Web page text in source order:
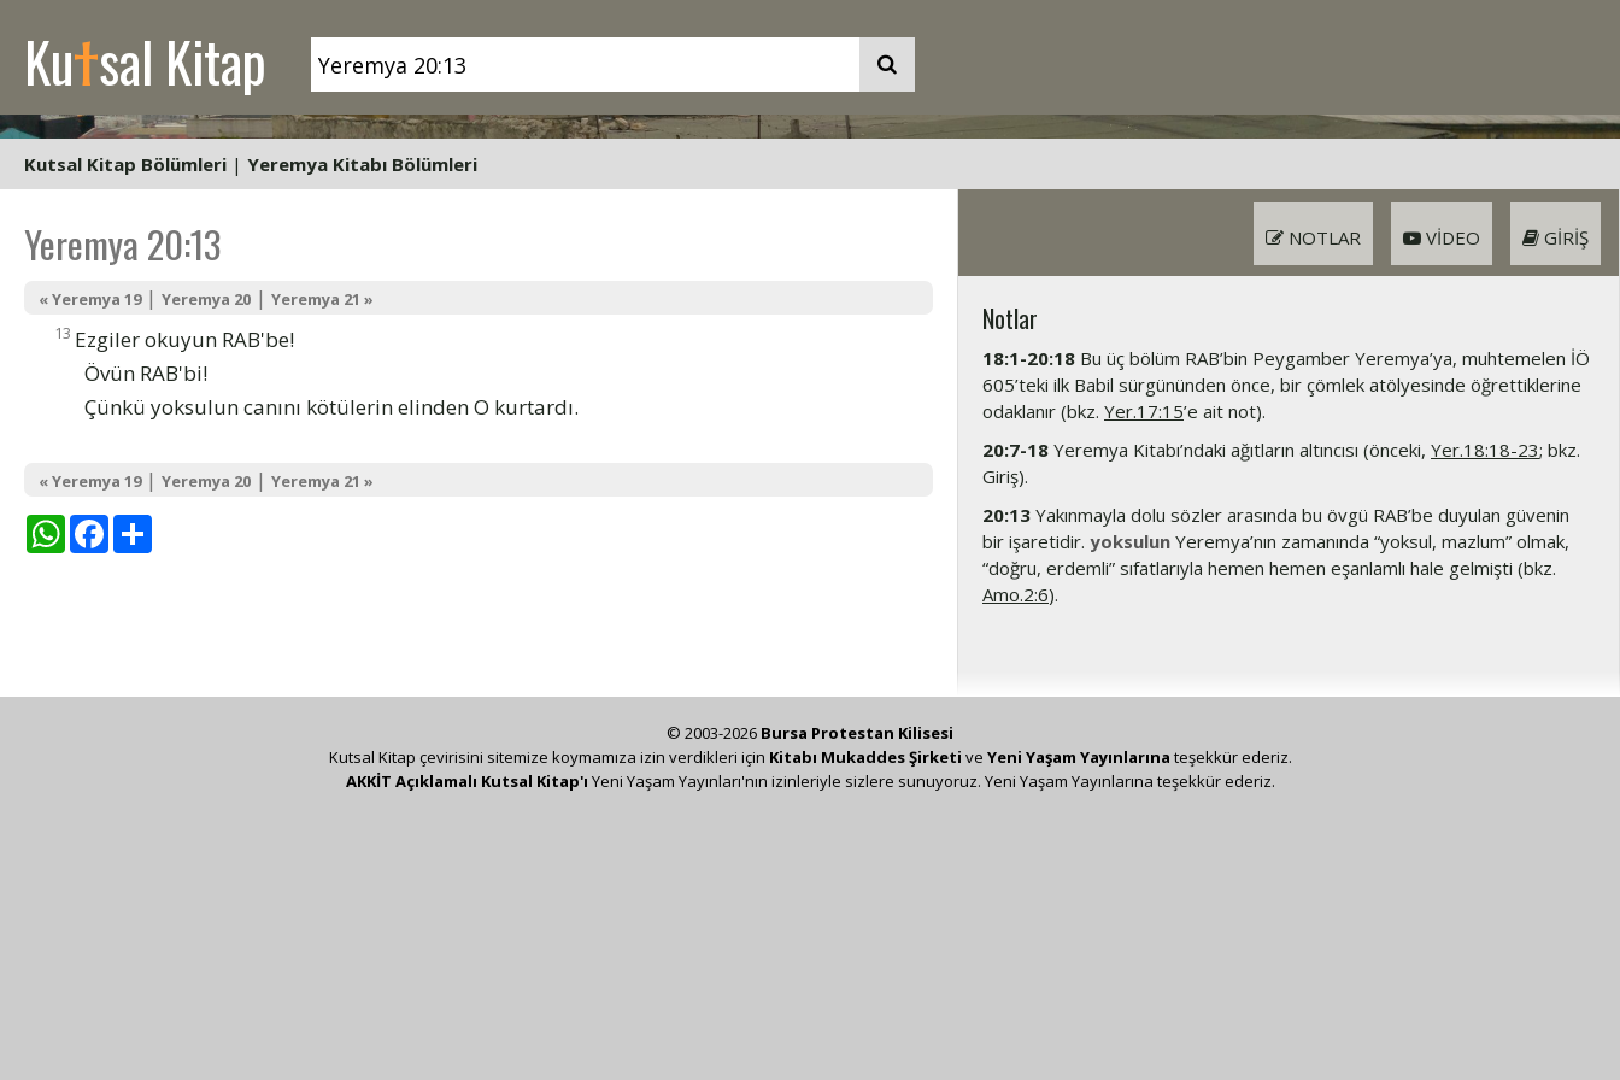
Kutsal Kitap
Kutsal Kitap Bölümleri | Yeremya Kitabı Bölümleri
Yeremya 20:13
« Yeremya 19| Yeremya 20 | Yeremya 21 »
13 Ezgiler okuyun RAB'be!
Övün RAB'bi!
Çünkü yoksulun canını kötülerin elinden O kurtardı.
« Yeremya 19| Yeremya 20 | Yeremya 21 »
WhatsAppFacebook
GIRIŞ
VIDEO
NOTLAR
Notlar
18:1-20:18 Bu üç bölüm RAB’bin Peygamber Yeremya’ya, muhtemelen İÖ
605’teki ilk Babil sürgününden önce, bir çömlek atölyesinde öğrettiklerine
odaklanır (bkz. Yer.17:15’e ait not).
20:7-18 Yeremya Kitabı’ndaki ağıtların altıncısı (önceki, Yer.18:18-23; bkz.
Giriş).
20:13 Yakınmayla dolu sözler arasında bu övgü RAB’be duyulan güvenin
bir işaretidir. yoksulun Yeremya’nın zamanında “yoksul, mazlum” olmak,
“doğru, erdemli” sıfatlarıyla hemen hemen eşanlamlı hale gelmişti (bkz.
Amo.2:6).
© 2003-2026 Bursa Protestan Kilisesi
Kutsal Kitap çevirisini sitemize koymamıza izin verdikleri için Kitabı Mukaddes Şirketi ve Yeni Yaşam Yayınlarına teşekkür ederiz.
AKKİT Açıklamalı Kutsal Kitap'ı Yeni Yaşam Yayınları'nın izinleriyle sizlere sunuyoruz. Yeni Yaşam Yayınlarına teşekkür ederiz.